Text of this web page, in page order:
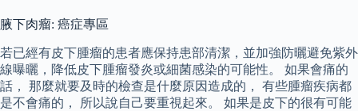
腋下肉瘤: 癌症專區
若已經有皮下腫瘤的患者應保持患部清潔，並加強防曬避免紫外
線曝曬，降低皮下腫瘤發炎或細菌感染的可能性。 如果會痛的
話， 那麼就要及時的檢查是什麼原因造成的， 有些腫瘤疾病都
是不會痛的， 所以說自己要重視起來。 如果是皮下的很有可能